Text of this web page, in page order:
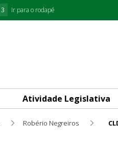
3 Ir para o rodapé
Atividade Legislativa
Robério Negreiros